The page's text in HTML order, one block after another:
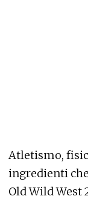
Atletismo,
ingredienti
Old Wild West